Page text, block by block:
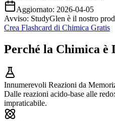
Aggiornato: 2026-04-05
Avviso: StudyGlen è il nostro
Crea Flashcard di Chimica Gratis
Perché la Chimica
Innumerevoli Reazioni da
Dalle reazioni acido-base alle
impraticabile.